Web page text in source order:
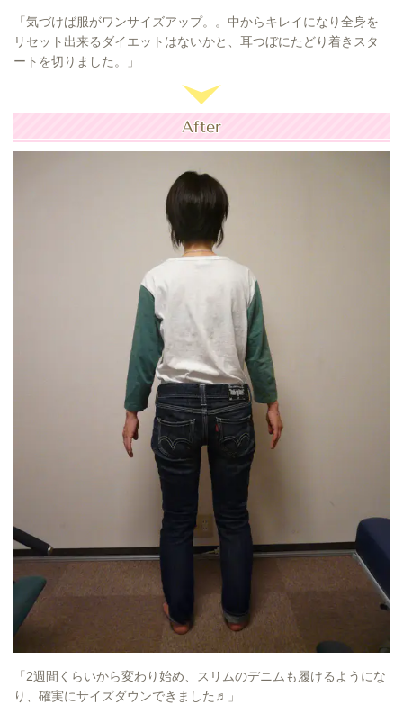
「気づけば服がワンサイズアップ。。中からキレイになり全身を
リセット出来るダイエットはないかと、耳つぼにたどり着きスタ
ートを切りました。」
After
「2週間くらいから変わり始め、スリムのデニムも履けるようにな
り、確実にサイズダウンできました♬」